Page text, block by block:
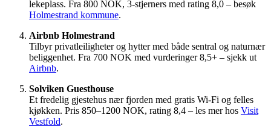
lekeplass. Fra 800 NOK, 3-stjerners med rating 8,0 – besøk
Holmestrand kommune.
Airbnb Holmestrand
Tilbyr privatleiligheter og hytter med både sentral og naturnær
beliggenhet. Fra 700 NOK med vurderinger 8,5+ – sjekk ut
Airbnb.
Solviken Guesthouse
Et fredelig gjestehus nær fjorden med gratis Wi-Fi og felles
kjøkken. Pris 850–1200 NOK, rating 8,4 – les mer hos Visit
Vestfold.